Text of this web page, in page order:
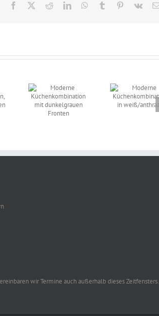
Facebook RedditLinkedInWhatsApp
Tumblr Pinterest
Vk
Moderne
Küchenkombination
wir Termine auch außerhalb dieses Zeitfensters.